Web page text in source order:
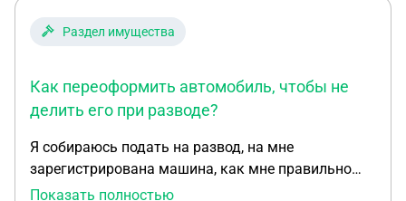
Раздел имущества
Как переоформить автомобиль, чтобы не
делить его при разводе?
Я собираюсь подать на развод, на мне
зарегистрирована машина, как мне правильно
оформить документы, чтобы автомобиль не
Показать полностью